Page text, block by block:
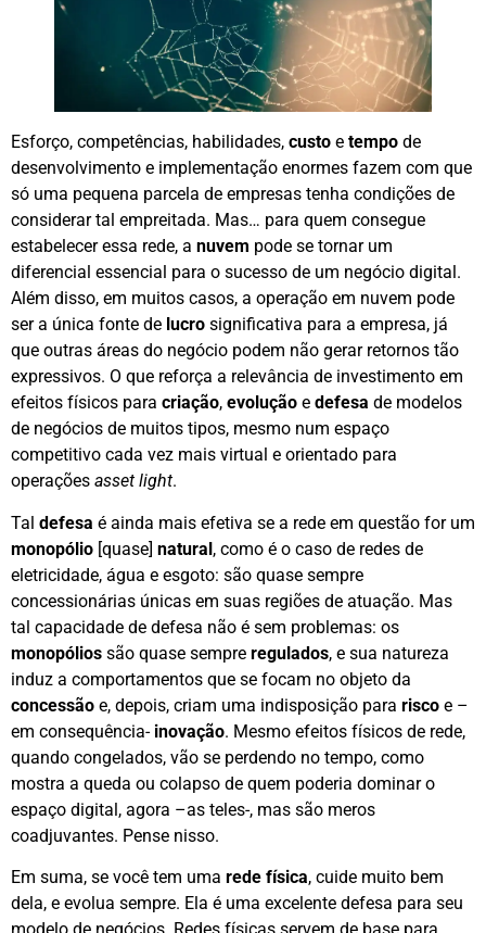
Esforço, competências, habilidades, custo e tempo de
desenvolvimento e implementação enormes fazem com que
só uma pequena parcela de empresas tenha condições de
considerar tal empreitada. Mas… para quem consegue
estabelecer essa rede, a nuvem pode se tornar um
diferencial essencial para o sucesso de um negócio digital.
Além disso, em muitos casos, a operação em nuvem pode
ser a única fonte de lucro significativa para a empresa, já
que outras áreas do negócio podem não gerar retornos tão
expressivos. O que reforça a relevância de investimento em
efeitos físicos para criação, evolução e defesa de modelos
de negócios de muitos tipos, mesmo num espaço
competitivo cada vez mais virtual e orientado para
operações asset light.
Tal defesa é ainda mais efetiva se a rede em questão for um
monopólio [quase] natural, como é o caso de redes de
eletricidade, água e esgoto: são quase sempre
concessionárias únicas em suas regiões de atuação. Mas
tal capacidade de defesa não é sem problemas: os
monopólios são quase sempre regulados, e sua natureza
induz a comportamentos que se focam no objeto da
concessão e, depois, criam uma indisposição para risco e –
em consequência- inovação. Mesmo efeitos físicos de rede,
quando congelados, vão se perdendo no tempo, como
mostra a queda ou colapso de quem poderia dominar o
espaço digital, agora –as teles-, mas são meros
coadjuvantes. Pense nisso.
Em suma, se você tem uma rede física, cuide muito bem
dela, e evolua sempre. Ela é uma excelente defesa para seu